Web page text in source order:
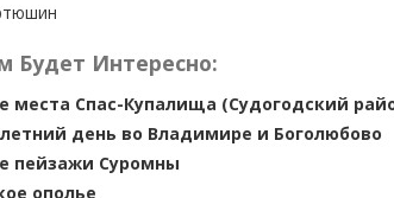
Будет Интересно:
места Спас-Купалища (Судогодский
день во Владимире и Боголюбово
пейзажи Суромны
ополье